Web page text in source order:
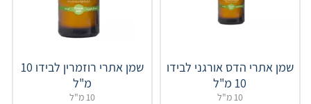
שמן אתרי הדס אורגני לבידו
10 מ"ל
10 מ"ל
שמן אתרי רוזמרין לבידו 10
מ"ל
10 מ"ל